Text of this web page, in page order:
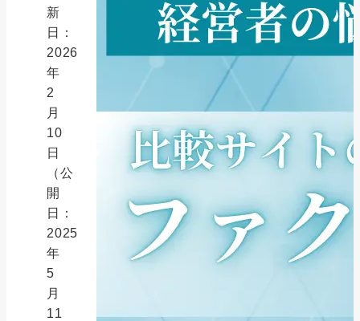
新
日：
2026
年
2
月
10
日
（公
開
日：
2025
年
5
月
11